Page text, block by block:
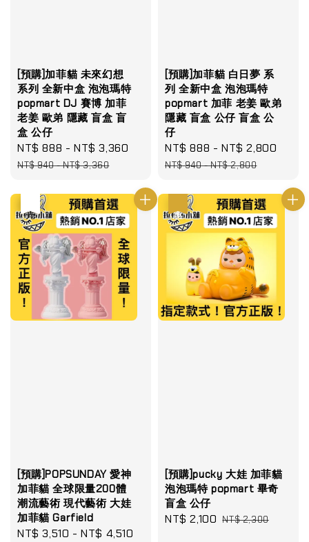
[預購]加菲貓 未來幻想
系列 全新中盒 泡泡瑪特
popmart DJ 賽博 加菲
老姜 歐弟 隱藏 盲盒 盲
盒 公仔
Sale
price
NT$ 888 -NT$ 3,360
Regular
NT$ 940-NT$ 3,360
[預購]加菲貓 白日夢 系
列 全新中盒 泡泡瑪特
popmart 加菲 老姜 歐弟
隱藏 盲盒 公仔 盲盒 公
仔
Sale
price
NT$ 888 -NT$ 2,800
NT$ 940-NT$ 2,800
[預購]POPSUNDAY 愛神
加菲貓 全球限量200體
潮流藝術 現代藝術 大娃
加菲貓 Garfield
Sale
NT$ 3,510 -NT$ 4,510
[預購]pucky 大娃 加菲貓
泡泡瑪特 popmart 畢奇
盲盒 公仔
Sale
NT$ 2,100 Regular
NT$ 2,300